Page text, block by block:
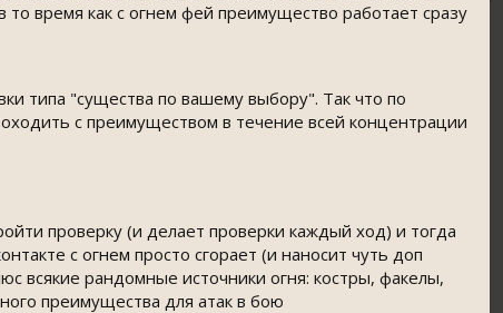
время как с огнем фей преимущество работает сразу
типа "существа по вашему выбору". Так что по
с преимуществом в течение всей концентрации
проверку (и делает проверки каждый ход) и тогда
с огнем просто сгорает (и наносит чуть доп
всякие рандомные источники огня: костры, факелы,
преимущества для атак в бою